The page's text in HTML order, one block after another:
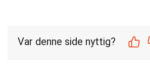
Var denne side nyttig?